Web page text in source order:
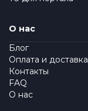
О нас
Блог
Оплата и доставка
Контакты
FAQ
О нас